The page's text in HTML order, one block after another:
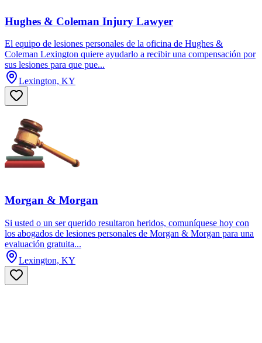
Hughes & Coleman Injury Lawyer
El equipo de lesiones personales de la oficina de Hughes &
Coleman Lexington quiere ayudarlo a recibir una compensación por
sus lesiones para que pue...
Lexington, KY
Morgan & Morgan
Si usted o un ser querido resultaron heridos, comuníquese hoy con
los abogados de lesiones personales de Morgan & Morgan para una
evaluación gratuita...
Lexington, KY